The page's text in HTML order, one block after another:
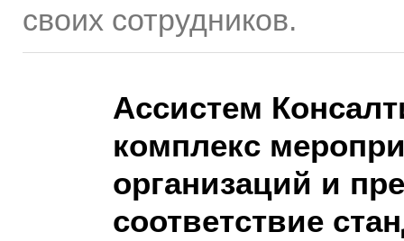
своих сотрудников.
Ассистем
комплекс
организаций и
соответствие